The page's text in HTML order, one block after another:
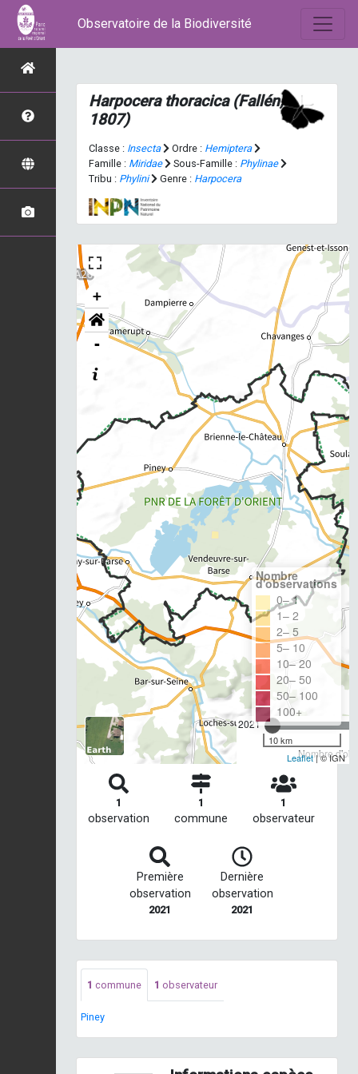
Observatoire de la Biodiversité
Harpocera thoracica(Fallén,
1807)
Classe : Insecta Ordre : Hemiptera
Famille : Miridae Sous-Famille : Phylinae
Tribu : Phylini Genre : Harpocera
+
-
2021
Nombre
Nombre
d'observations
0– 1
1– 2
2– 5
5– 10
10– 20
20– 50
50– 100
100+
10 km
Leaflet| © IGN
1
observation
1
commune
1
observateur
Première
observation
2021
Dernière
observation
2021
1 commune 1 observateur
Piney